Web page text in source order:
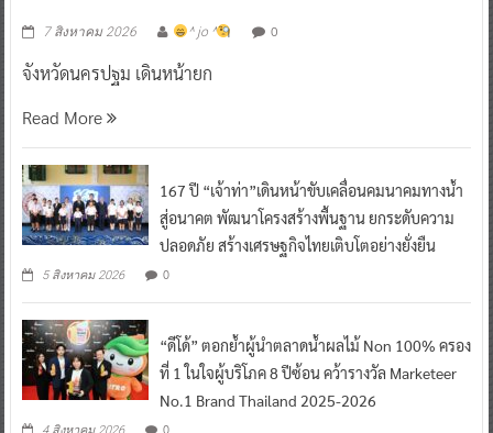
7 สิงหาคม 2026 ^ jo ^ 0
จังหวัดนครปฐม เดินหน้ายก
Read More
167 ปี “เจ้าท่า”เดินหน้าขับเคลื่อนคมนาคมทางน้ำ
สู่อนาคต พัฒนาโครงสร้างพื้นฐาน ยกระดับความ
ปลอดภัย สร้างเศรษฐกิจไทยเติบโตอย่างยั่งยืน
5 สิงหาคม 2026 0
“ดีโด้” ตอกย้ำผู้นำตลาดน้ำผลไม้ Non 100% ครอง
ที่ 1 ในใจผู้บริโภค 8 ปีซ้อน คว้ารางวัล Marketeer
No.1 Brand Thailand 2025-2026
4 สิงหาคม 2026 0